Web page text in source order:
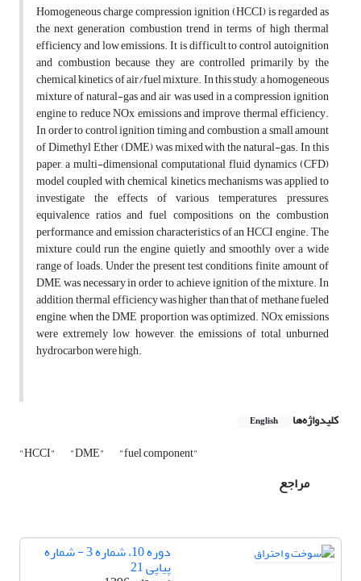
Homogeneous charge compression ignition (HCCI) is regarded as
the next generation combustion trend in terms of high thermal
efficiency and low emissions. It is difficult to control autoignition
and combustion because they are controlled primarily by the
chemical kinetics of air/fuel mixture. In this study, a homogeneous
mixture of natural-gas and air was used in a compression ignition
engine to reduce NOx emissions and improve thermal efficiency.
In order to control ignition timing and combustion, a small amount
of Dimethyl Ether (DME) was mixed with the natural-gas. In this
paper, a multi-dimensional computational fluid dynamics (CFD)
model coupled with chemical kinetics mechanisms was applied to
investigate the effects of various temperatures, pressures,
equivalence ratios and fuel compositions on the combustion
performance and emission characteristics of an HCCI engine. The
mixture could run the engine quietly and smoothly over a wide
range of loads. Under the present test conditions, finite amount of
DME was necessary in order to achieve ignition of the mixture. In
addition, thermal efficiency was higher than that of methane fueled
engine, when the DME proportion was optimized. NOx emissions
were extremely low, however, the emissions of total unburned
hydrocarbon were high.
کلیدواژه‌ها English
"HCCI" "DME" "fuel component"
مراجع
دوره 10، شماره 3 - شماره
پیاپی 21